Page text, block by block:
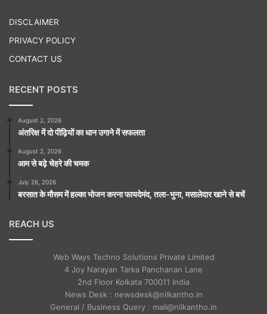
DISCLAIMER
PRIVACY POLICY
CONTACT US
RECENT POSTS
August 2, 2026
अंतरिक्ष में दो पीढ़ियों का धान उगाने में सफलता
August 2, 2026
आम से बढ़े चेहरे की चमक
July 26, 2026
बरसात के मौसम में हल्का भोजन करना फायदेमंद, तला-भुना, मसालेदार खाने से बचें
REACH US
Web Ways Techno Solutions Private Limited
4 Joy Narayan Tarka Panchanan Lane
2nd Floor Kolkata 700011 India
News Desk : newsdesk@nilkantho.in
General / Business Query : mail@nilkantho.in